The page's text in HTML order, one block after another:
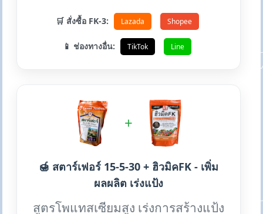
🛒 สั่งซื้อ FK-3: Lazada Shopee
📱 ช่องทางอื่น: TikTok Line
+
🍯 สตาร์เฟอร์ 15-5-30 + ฮิวมิคFK - เพิ่ม
ผลผลิต เร่งแป้ง
สูตรโพแทสเซียมสูง เร่งการสร้างแป้ง